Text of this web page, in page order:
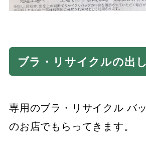
ブラ・リサイクルの出
専用のブラ・リサイクル バ
のお店でもらってきます。